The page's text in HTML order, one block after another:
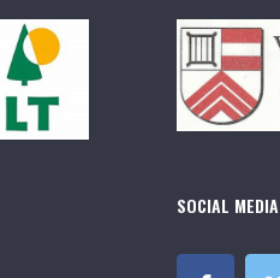
SOCIAL MEDIA